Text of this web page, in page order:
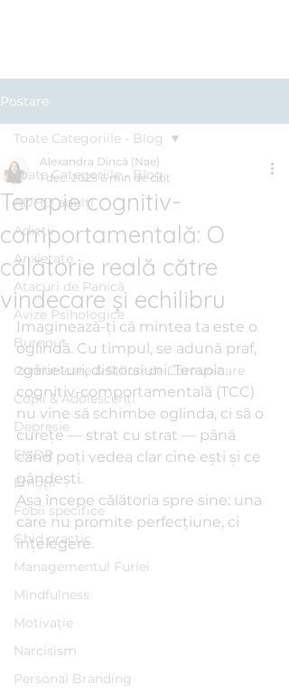
Postare
Toate Categoriile - Blog
ADHD adulți
Adicții
Anxietate
Atacuri de Panică
Avize Psihologice
Burnout
Comunicare & Stiluri de Comunicare
Copii & Adolescenți
Depresie
EMDR
Emoții
Fobii specifice
Ghid practic
Managementul Furiei
Mindfulness
Motivație
Narcisism
Personal Branding
Toate Categoriile - Blog
Terapie cognitiv-
comportamentală: O
călătorie reală către
vindecare și echilibru
Alexandra Dincă (Nae)
1 dec. 2025 6 min de citit
Imaginează-ți că mintea ta este o
oglindă. Cu timpul, se adună praf,
zgârieturi, distorsiuni. Terapia
cognitiv-comportamentală (TCC)
nu vine să schimbe oglinda, ci să o
curețe — strat cu strat — până
când poți vedea clar cine ești și ce
gândești.
Așa începe călătoria spre sine: una
care nu promite perfecțiune, ci
înțelegere.